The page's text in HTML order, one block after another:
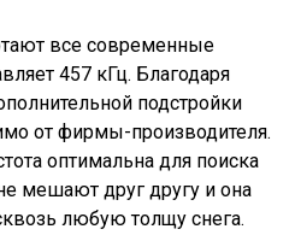
все современные
457 кГц. Благодаря
подстройки
от фирмы-производителя.
оптимальна для поиска
мешают друг другу и она
любую толщу снега.